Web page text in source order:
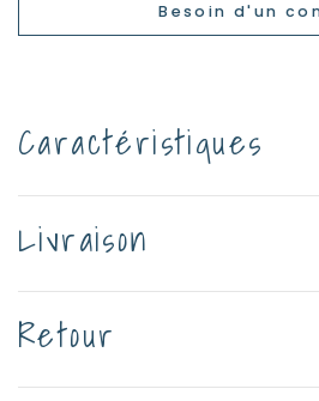
Besoin d'un
Caractéristiques
Livraison
Retour